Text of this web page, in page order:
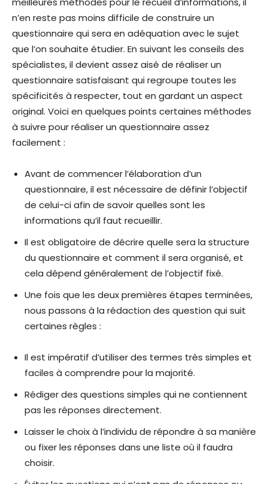
n’en reste pas moins difficile de construire un
questionnaire qui sera en adéquation avec le sujet
que l’on souhaite étudier. En suivant les conseils des
spécialistes, il devient assez aisé de réaliser un
questionnaire satisfaisant qui regroupe toutes les
spécificités à respecter, tout en gardant un aspect
original. Voici en quelques points certaines méthodes
à suivre pour réaliser un questionnaire assez
facilement :
Avant de commencer l’élaboration d’un
questionnaire, il est nécessaire de définir l’objectif
de celui-ci afin de savoir quelles sont les
informations qu’il faut recueillir.
Il est obligatoire de décrire quelle sera la structure
du questionnaire et comment il sera organisé, et
cela dépend généralement de l’objectif fixé.
Une fois que les deux premières étapes terminées,
nous passons à la rédaction des question qui suit
certaines règles :
Il est impératif d’utiliser des termes très simples et
faciles à comprendre pour la majorité.
Rédiger des questions simples qui ne contiennent
pas les réponses directement.
Laisser le choix à l’individu de répondre à sa manière
ou fixer les réponses dans une liste où il faudra
choisir.